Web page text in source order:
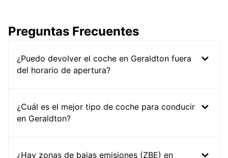
Preguntas Frecuentes
¿Puedo devolver el coche en Geraldton fuera
del horario de apertura?
¿Cuál es el mejor tipo de coche para conducir
en Geraldton?
¿Hay zonas de bajas emisiones (ZBE) en